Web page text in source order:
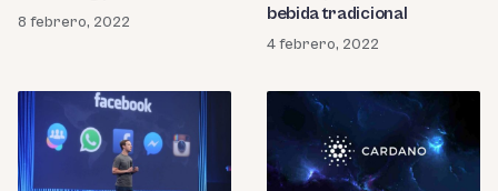
8 febrero, 2022
bebida tradicional
4 febrero, 2022